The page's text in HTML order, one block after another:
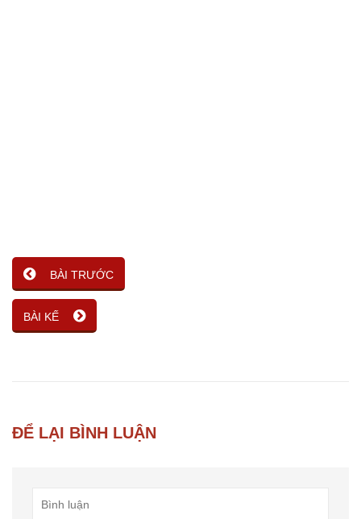
BÀI TRƯỚC
BÀI KẾ
ĐỂ LẠI BÌNH LUẬN